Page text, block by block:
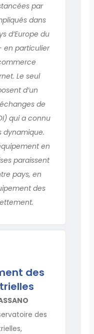
par
dans
d’Europe du
en particulier
Le seul
d’un
de
qui a connu
dynamique.
en
paraissent
pays, en
des
des
des